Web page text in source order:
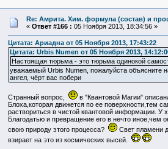
Re: Амрита. Хим. формула (состав) и
« Ответ #166 : 05 Ноября 2013, 18:34:56 »
Цитата: Ариадна от 05 Ноября 2013, 17:43:22
Цитата: Urbis Numen от 05 Ноября 2013,
Настоящая тюрьма - это тюрьма одинокой
уважаемый Urbis Numen, пожалуйста
ангел, чёрт вас побери
Странный вопрос,
в "Квантовой Магии"
Блоха,которая движется по ее поверхности,тем
раствориться в чистой квантовой информации. У
Благодатью и превращение его в нечто иное,чем
свою природу этого процесса?
Свет пламени
взирает на это из космических высей.